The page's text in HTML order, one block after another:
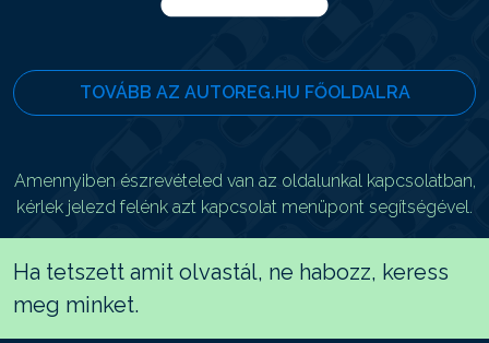
TOVÁBB AZ AUTOREG.HU FŐOLDALRA
Amennyiben észrevételed van az oldalunkal kapcsolatban,
kérlek jelezd felénk azt kapcsolat menüpont segítségével.
Ha tetszett amit olvastál, ne habozz, keress
meg minket.